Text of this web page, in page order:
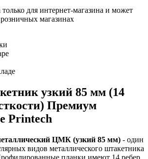
для интернет-магазина и может
магазинах
узкий 85 мм (14
Премиум
Printech
ЦМК (узкий 85 мм) - один
видов металлического штакетника
планки имеют 14 ребер